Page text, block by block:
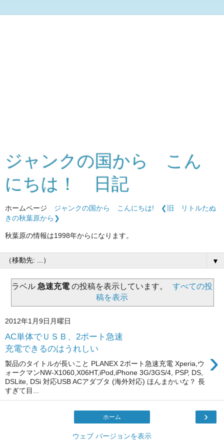
ジャンクの国から こん
にちは！ 日記
ホームページ ジャンクの国から こんにちは!
❮旧 リトルたぬ
きの秋葉原から❯
秋葉原の情報は1998年からになります。
▼
ラベル 急速充電の投稿を表示しています。
すべての投
稿を表示
2012年1月9日月曜日
AC単体でＵＳＢ、2ポート急速
充電できるのはうれしい
›
製品のタイトルが長いこと PLANEX 2ポート急速充電 Xperia,ウ
ォークマンNW-X1060,X06HT,iPod,iPhone 3G/3GS/4, PSP, DS,
DSLite, DSi 対応USB ACアダプタ (海外対応) ほんまかいな？ 長
すぎて目...
›
ホーム
ウェブ バージョンを表示